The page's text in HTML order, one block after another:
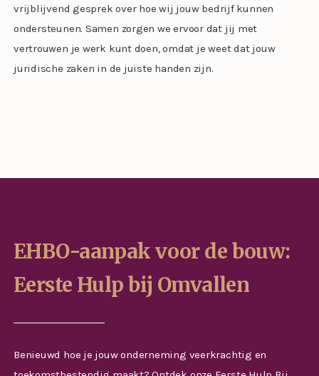
vrijblijvend gesprek over hoe wij jouw bedrijf kunnen
ondersteunen. Samen zorgen we ervoor dat jij met
vertrouwen je werk kunt doen, omdat je weet dat jouw
juridische zaken in de juiste handen zijn.
EHBO-aanpak voor de bouw:
Eerste Hulp bij Omvallen
Benieuwd hoe je jouw onderneming veerkrachtig en